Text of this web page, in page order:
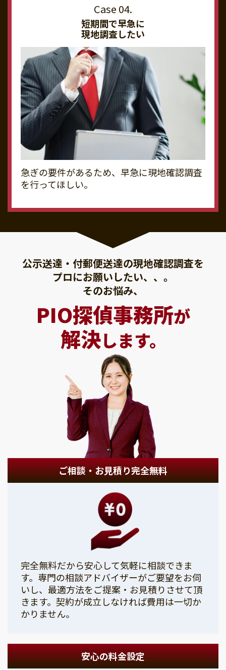
短期間で早急に
現地調査したい
急ぎの要件があるため、早急に現地確認調査
を行ってほしい。
公示送達・付郵便送達の現地確認調査を
プロにお願いしたい、、。
そのお悩み、
PIO探偵事務所が
解決します。
ご相談・お見積り完全無料
完全無料だから安心して気軽に相談できま
す。専門の相談アドバイザーがご要望をお伺
いし、最適方法をご提案・お見積りさせて頂
きます。契約が成立しなければ費用は一切か
かりません。
安心の料金設定